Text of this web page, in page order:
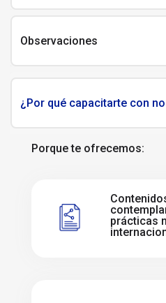
Observaciones
¿Por qué capacitarte con
Porque te ofrecemos:
prácticas